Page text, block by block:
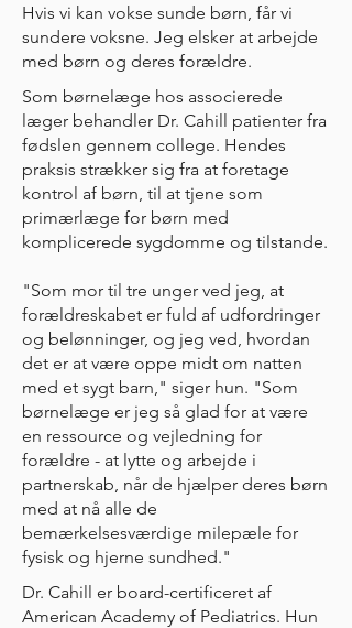
Hvis vi kan vokse sunde børn, får vi
sundere voksne. Jeg elsker at arbejde
med børn og deres forældre.
Som børnelæge hos associerede
læger behandler Dr. Cahill patienter fra
fødslen gennem college. Hendes
praksis strækker sig fra at foretage
kontrol af børn, til at tjene som
primærlæge for børn med
komplicerede sygdomme og tilstande.
"Som mor til tre unger ved jeg, at
forældreskabet er fuld af udfordringer
og belønninger, og jeg ved, hvordan
det er at være oppe midt om natten
med et sygt barn," siger hun. "Som
børnelæge er jeg så glad for at være
en ressource og vejledning for
forældre - at lytte og arbejde i
partnerskab, når de hjælper deres børn
med at nå alle de
bemærkelsesværdige milepæle for
fysisk og hjerne sundhed."
Dr. Cahill er board-certificeret af
American Academy of Pediatrics. Hun